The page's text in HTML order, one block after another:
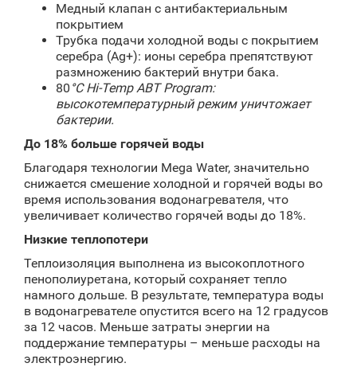
Медный клапан с антибактериальным
покрытием
Трубка подачи холодной воды с покрытием
серебра (Ag+): ионы серебра препятствуют
размножению бактерий внутри бака.
80 °СHi-Temp ABT Program:
высокотемпературный режим уничтожает
бактерии.
До 18% больше горячей воды
Благодаря технологии Mega Water, значительно
снижается смешение холодной и горячей воды во
время использования водонагревателя, что
увеличивает количество горячей воды до 18%.
Низкие теплопотери
Теплоизоляция выполнена из высокоплотного
пенополиуретана, который сохраняет тепло
намного дольше. В результате, температура воды
в водонагревателе опустится всего на 12 градусов
за 12 часов. Меньше затраты энергии на
поддержание температуры – меньше расходы на
электроэнергию.